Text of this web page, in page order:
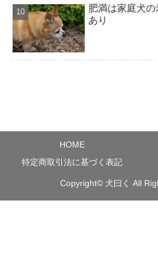
肥満は家庭犬
あり
HOME
特定商取引法に基づく表記
Copyright© 犬曰く All